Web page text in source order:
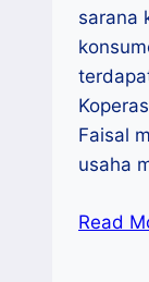
sarana
Faisal
usaha
Read